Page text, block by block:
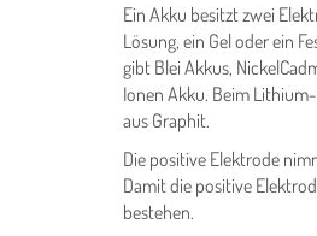
Ein Akku besitzt zwei
Lösung, ein Gel oder ein
gibt Blei Akkus,
Ionen Akku. Beim
aus Graphit.
Die positive Elektrode
Damit die positive
bestehen.